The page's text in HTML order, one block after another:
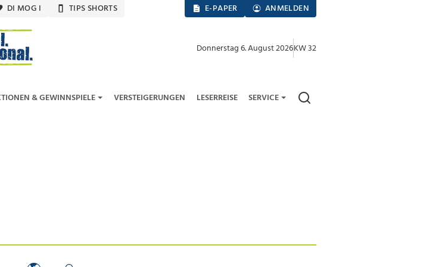
DI MOG I TIPS SHORTS E-PAPER ANMELDEN
Donnerstag 6. August 2026KW 32
& GEWINNSPIELE VERSTEIGERUNGEN LESERREISE SERVICE